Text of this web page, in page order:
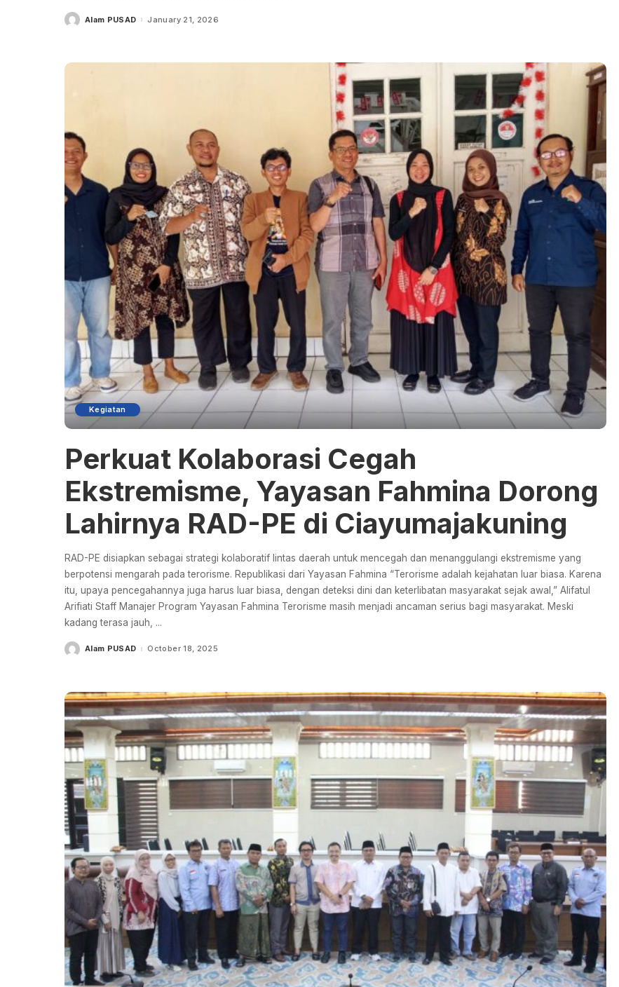
PostedAlam PUSAD January 21, 2026
Kegiatan
Perkuat Kolaborasi Cegah
Ekstremisme, Yayasan Fahmina Dorong
Lahirnya RAD-PE di Ciayumajakuning
RAD-PE disiapkan sebagai strategi kolaboratif lintas daerah untuk mencegah dan menanggulangi ekstremisme yang
berpotensi mengarah pada terorisme. Republikasi dari Yayasan Fahmina “Terorisme adalah kejahatan luar biasa. Karena
itu, upaya pencegahannya juga harus luar biasa, dengan deteksi dini dan keterlibatan masyarakat sejak awal,” Alifatul
Arifiati Staff Manajer Program Yayasan Fahmina Terorisme masih menjadi ancaman serius bagi masyarakat. Meski
kadang terasa jauh, ...
PostedAlam PUSAD October 18, 2025